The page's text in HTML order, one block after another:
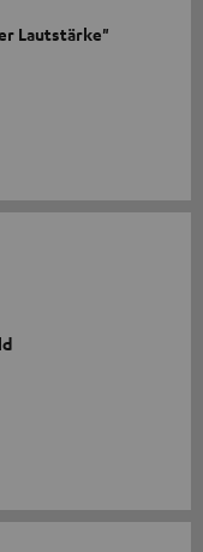
Lautstärke"